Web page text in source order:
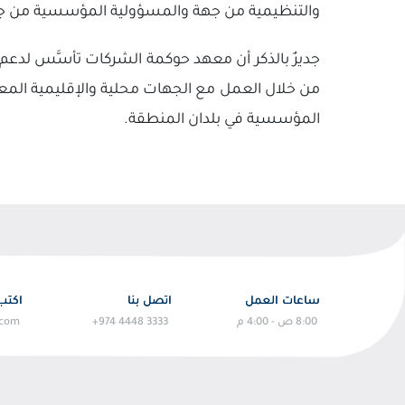
والتنظيمية من جهة والمسؤولية المؤسسية من
جديرٌ بالذكر أن معهد حوكمة الشركات تأسَّس
من خلال العمل مع الجهات محلية والإقليمية
المؤسسية في بلدان المنطقة.
ساعات العمل
8:00 ص - 4:00 م
اتصل بنا
+974 4448 3333